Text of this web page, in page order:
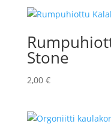
Stone
2,00 €